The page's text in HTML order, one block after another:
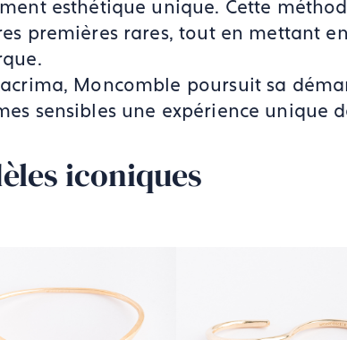
esthétique unique. Cette
premières rares, tout en mettant
Moncomble poursuit sa
sensibles une expérience unique
iconiques